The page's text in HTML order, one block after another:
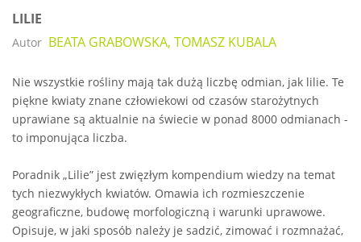
LILIE
Autor BEATA GRABOWSKA, TOMASZ KUBALA
Nie wszystkie rośliny mają tak dużą liczbę odmian, jak lilie. Te
piękne kwiaty znane człowiekowi od czasów starożytnych
uprawiane są aktualnie na świecie w ponad 8000 odmianach -
to imponująca liczba.
Poradnik „Lilie” jest zwięzłym kompendium wiedzy na temat
tych niezwykłych kwiatów. Omawia ich rozmieszczenie
geograficzne, budowę morfologiczną i warunki uprawowe.
Opisuje, w jaki sposób należy je sadzić, zimować i rozmnażać,